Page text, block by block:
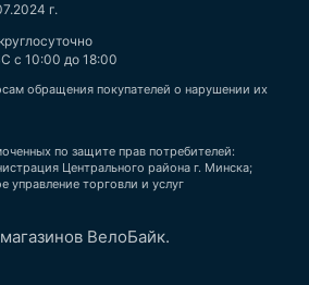
г.
с 10:00 до 18:00
обращения покупателей о нарушении их
по защите прав потребителей:
Центрального района г. Минска;
управление торговли и услуг
ВелоБайк.